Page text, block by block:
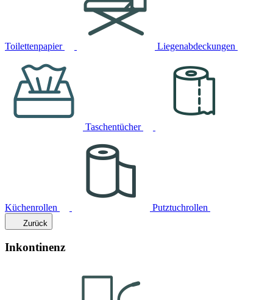
Toilettenpapier Liegenabdeckungen
Taschentücher
Küchenrollen Putztuchrollen
Zurück
Inkontinenz